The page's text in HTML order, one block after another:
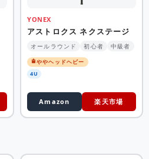
YONEX
アストロクス ネクステージ
オールラウンド 初心者 中級者
ややヘッドヘビー
4U
Amazon 楽天市場